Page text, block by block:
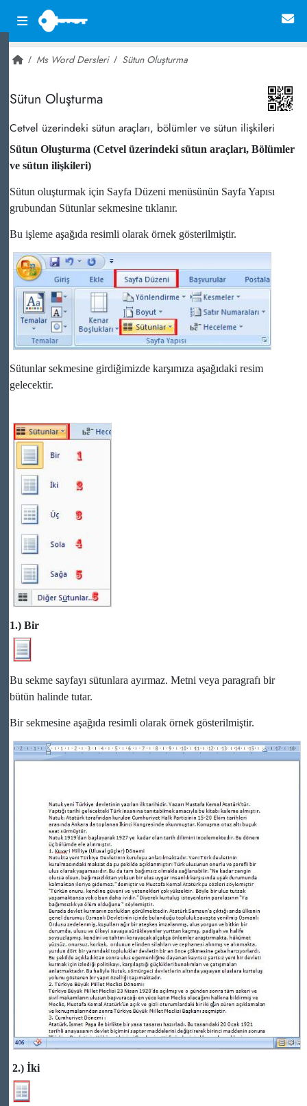
Ms Word Dersleri Sütun Oluşturma
Sütun Oluşturma
Cetvel üzerindeki sütun araçları, bölümler ve sütun ilişkileri
Sütun Oluşturma (Cetvel üzerindeki sütun araçları, Bölümler
ve sütun ilişkileri)
Sütun oluşturmak için Sayfa Düzeni menüsünün Sayfa Yapısı
grubundan Sütunlar sekmesine tıklanır.
Bu işleme aşağıda resimli olarak örnek gösterilmiştir.
Sütunlar sekmesine girdiğimizde karşımıza aşağıdaki resim
gelecektir.
1.) Bir
Bu sekme sayfayı sütunlara ayırmaz. Metni veya paragrafı bir
bütün halinde tutar.
Bir sekmesine aşağıda resimli olarak örnek gösterilmiştir.
2.) İki